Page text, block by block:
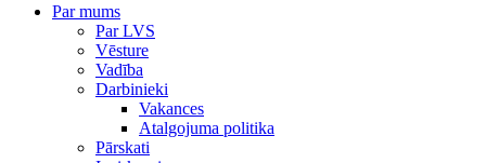
Par mums
Par LVS
Vēsture
Vadība
Darbinieki
Vakances
Atalgojuma politika
Pārskati